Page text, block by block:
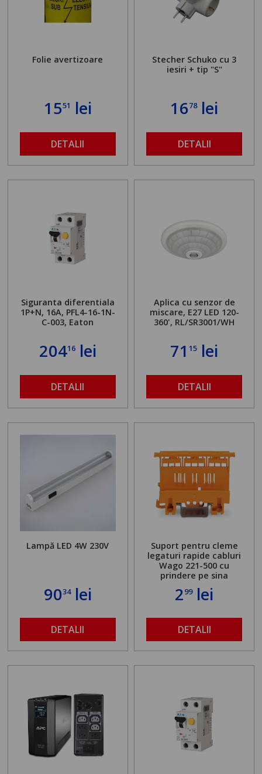
Folie avertizoare
1551 lei
DETALII
Stecher Schuko cu 3
iesiri + tip "S"
1678lei
DETALII
Siguranta diferentiala
1P+N, 16A, PFL4-16-1N-
C-003, Eaton
20416lei
DETALII
Aplica cu senzor de
miscare, E27 LED 120-
360', RL/SR3001/WH
7115 lei
DETALII
Lampă LED 4W 230V
9034lei
DETALII
Suport pentru cleme
legaturi rapide cabluri
Wago 221-500 cu
prindere pe sina
299lei
DETALII